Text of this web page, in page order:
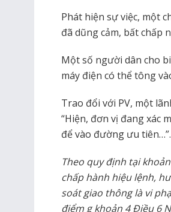
Phát hiện sự việc, một
đã dũng cảm, bất chấp
Một số người dân cho
máy điện có thể tông
Trao đổi với PV, một
“Hiện, đơn vị đang xác
để vào đường ưu tiên…”.
Theo quy định tại
chấp hành hiệu lệnh,
soát giao thông là vi
điểm g khoản 4 Điều 6